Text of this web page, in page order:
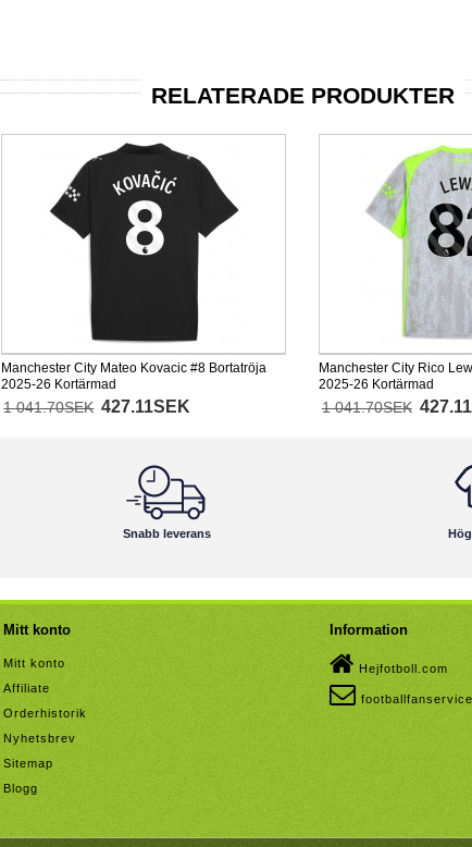
RELATERADE PRODUKTER
Manchester City Mateo Kovacic #8 Bortatröja
2025-26 Kortärmad
1 041.70SEK 427.11SEK
Manchester City Rico
2025-26 Kortärmad
1 041.70SEK
Snabb leverans
Mitt konto
Mitt konto
Affiliate
Orderhistorik
Nyhetsbrev
Sitemap
Blogg
Information
Hejfotboll.com